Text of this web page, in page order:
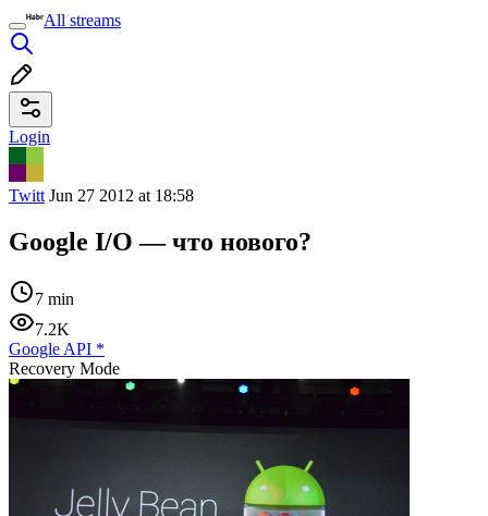
All streams
Login
Twitt Jun 27 2012 at 18:58
Google I/O — что нового?
7 min
7.2K
Google API *
Recovery Mode